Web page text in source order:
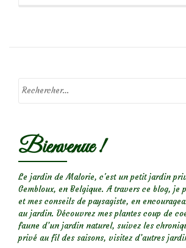
tous!
Bienvenue !
Le jardin de Malorie, c'est un petit jardin
Gembloux, en Belgique. A travers ce blog, je
et mes conseils de paysagiste, en
au jardin. Découvrez mes plantes coup de
faune d’un jardin naturel, suivez les
privé au fil des saisons, visitez d’autres